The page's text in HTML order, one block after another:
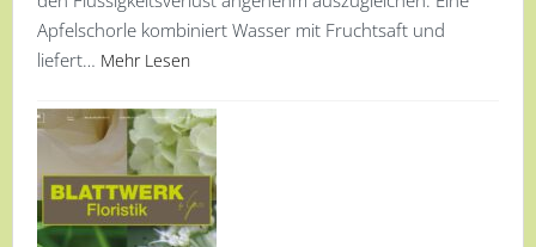
Apfelschorle kombiniert Wasser mit Fruchtsaft und
liefert… Mehr Lesen